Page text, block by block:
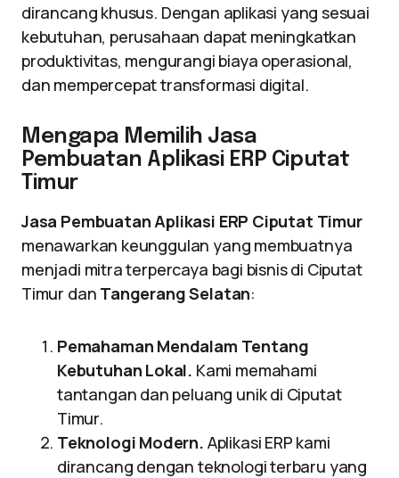
dirancang khusus. Dengan aplikasi yang sesuai
kebutuhan, perusahaan dapat meningkatkan
produktivitas, mengurangi biaya operasional,
dan mempercepat transformasi digital.
Mengapa Memilih Jasa
Pembuatan Aplikasi ERP Ciputat
Timur
Jasa Pembuatan Aplikasi ERP Ciputat Timur
menawarkan keunggulan yang membuatnya
menjadi mitra terpercaya bagi bisnis di Ciputat
Timur dan Tangerang Selatan:
Pemahaman Mendalam Tentang
Kebutuhan Lokal. Kami memahami
tantangan dan peluang unik di Ciputat
Timur.
Teknologi Modern. Aplikasi ERP kami
dirancang dengan teknologi terbaru yang